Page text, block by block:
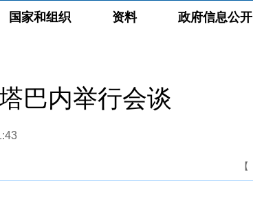
国家和组织 资料 政府信息公开
巴内举行会谈
【